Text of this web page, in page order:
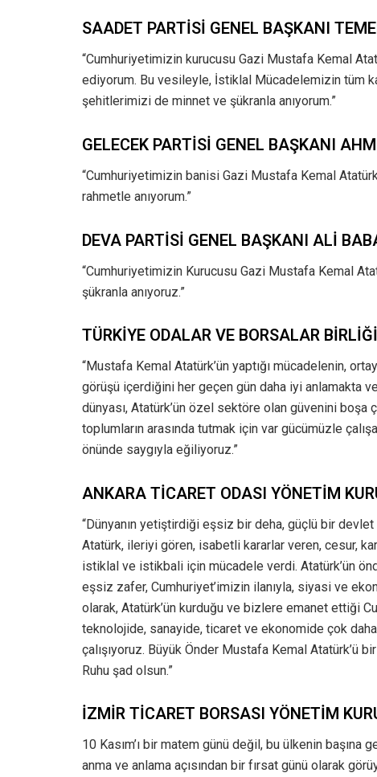
SAADET PARTİSİ GENEL BAŞKANI
“Cumhuriyetimizin kurucusu Gazi Mustafa Kemal
ediyorum. Bu vesileyle, İstiklal Mücadelemizin tüm
şehitlerimizi de minnet ve şükranla anıyorum.”
GELECEK PARTİSİ GENEL BAŞKANI
“Cumhuriyetimizin banisi Gazi Mustafa Kemal
rahmetle anıyorum.”
DEVA PARTİSİ GENEL BAŞKANI ALİ
“Cumhuriyetimizin Kurucusu Gazi Mustafa Kemal
şükranla anıyoruz.”
TÜRKİYE ODALAR VE BORSALAR
“Mustafa Kemal Atatürk’ün yaptığı mücadelenin,
görüşü içerdiğini her geçen gün daha iyi anlamakta
dünyası, Atatürk’ün özel sektöre olan güvenini boşa
toplumların arasında tutmak için var gücümüzle
önünde saygıyla eğiliyoruz.”
ANKARA TİCARET ODASI YÖNETİM
“Dünyanın yetiştirdiği eşsiz bir deha, güçlü bir
Atatürk, ileriyi gören, isabetli kararlar veren, cesur,
istiklal ve istikbali için mücadele verdi. Atatürk’ün
eşsiz zafer, Cumhuriyet’imizin ilanıyla, siyasi ve
olarak, Atatürk’ün kurduğu ve bizlere emanet ettiği
teknolojide, sanayide, ticaret ve ekonomide çok
çalışıyoruz. Büyük Önder Mustafa Kemal Atatürk’ü
Ruhu şad olsun.”
İZMİR TİCARET BORSASI YÖNETİM
10 Kasım’ı bir matem günü değil, bu ülkenin
anma ve anlama açısından bir fırsat günü olarak